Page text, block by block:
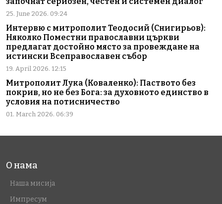
25. June 2026. 09:24
Интервю с митрополит Теодосий (Снигирьов):
Няколко Поместни православни църкви
предлагат достойно място за провеждане на
истински Всеправославен събор
19. April 2026. 12:15
Митрополит Лука (Коваленко): Паството без
покрив, но не без Бога: за духовното единство в
условия на потисничество
01. March 2026. 06:39
О нама
Наша мисија
Импресум